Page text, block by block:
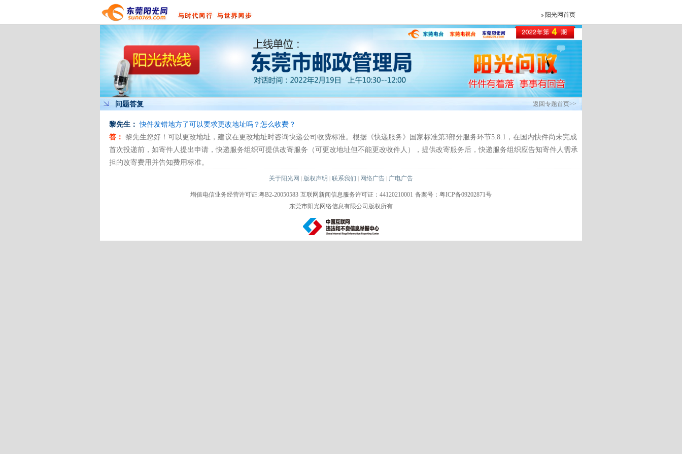
阳光网首页
问题答复 返回专题首页>>
黎先生： 快件发错地方了可以要求更改地址吗？怎么收费？
答： 黎先生您好！可以更改地址，建议在更改地址时咨询快递公司收费标准。根据《快递服务》国家标准第3部分服务环节5.8.1，在国内快件尚未完成
首次投递前，如寄件人提出申请，快递服务组织可提供改寄服务（可更改地址但不能更改收件人），提供改寄服务后，快递服务组织应告知寄件人需承
担的改寄费用并告知费用标准。
关于阳光网 | 版权声明 | 联系我们 | 网络广告 | 广电广告
增值电信业务经营许可证:粤B2-20050583 互联网新闻信息服务许可证：44120210001 备案号：粤ICP备09202871号
东莞市阳光网络信息有限公司版权所有